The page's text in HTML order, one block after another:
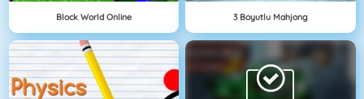
Block World Online 3 Boyutlu Mahjong